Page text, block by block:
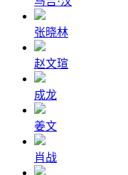
张晓林
赵文瑄
成龙
姜文
肖战